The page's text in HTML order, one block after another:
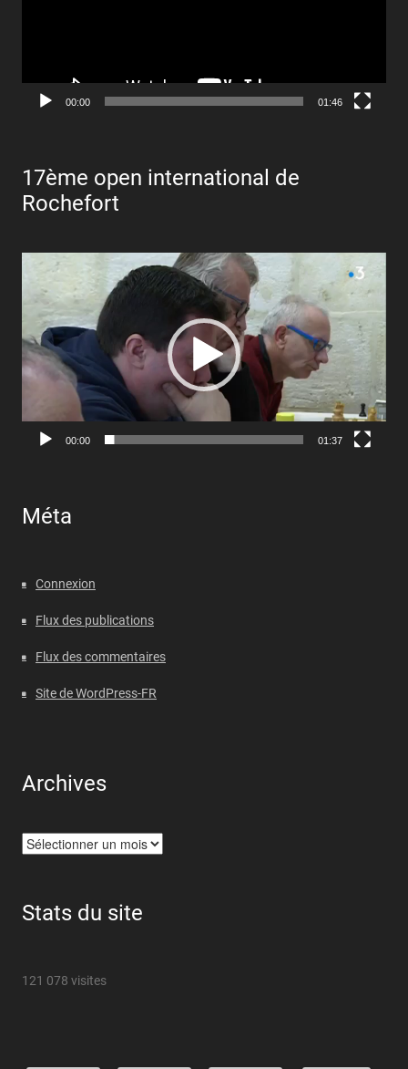
00:00 01:46
17ème open international de
Rochefort
Lecteur
vidéo
00:00 01:37
Méta
Connexion
Flux des publications
Flux des commentaires
Site de WordPress-FR
Archives
Archives
Stats du site
121 078 visites